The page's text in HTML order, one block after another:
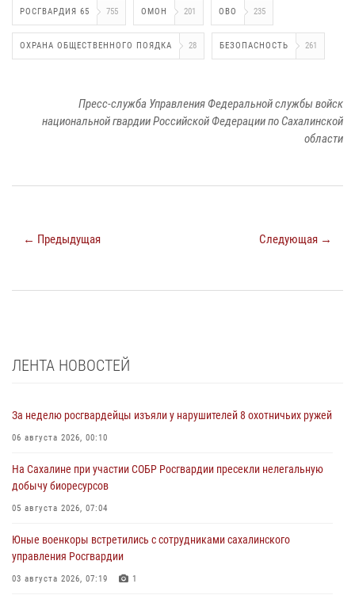
РОСГВАРДИЯ 65 755 ОМОН 201 ОВО 235
ОХРАНА ОБЩЕСТВЕННОГО ПОЯДКА 28 БЕЗОПАСНОСТЬ 261
Пресс-служба Управления Федеральной службы войск
национальной гвардии Российской Федерации по Сахалинской
области
← Предыдущая Следующая →
ЛЕНТА НОВОСТЕЙ
За неделю росгвардейцы изъяли у нарушителей 8 охотничьих ружей
06 августа 2026, 00:10
На Сахалине при участии СОБР Росгвардии пресекли нелегальную
добычу биоресурсов
05 августа 2026, 07:04
Юные военкоры встретились с сотрудниками сахалинского
управления Росгвардии
03 августа 2026, 07:19 1